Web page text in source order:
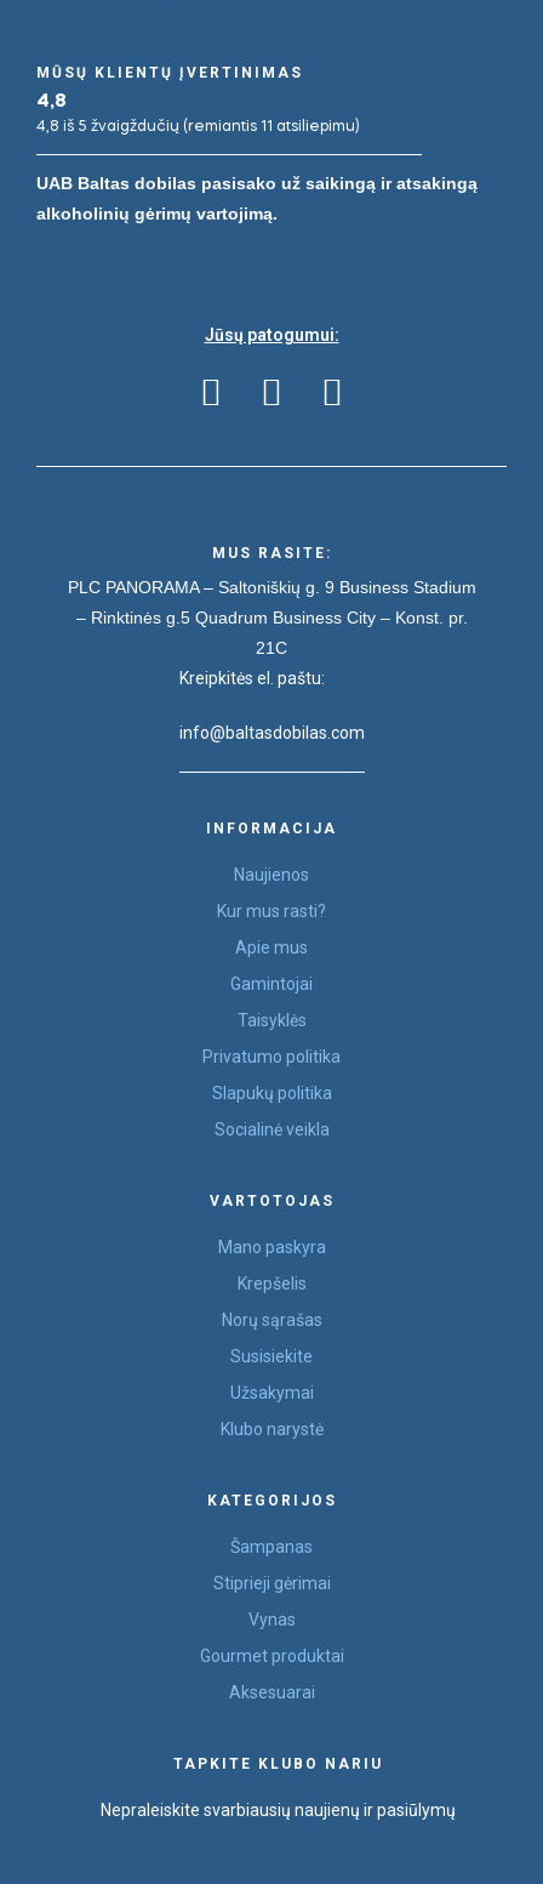
MŪSŲ KLIENTŲ ĮVERTINIMAS
4,8
4,8 iš 5 žvaigždučių (remiantis 11 atsiliepimu)
UAB Baltas dobilas pasisako už saikingą ir atsakingą
alkoholinių gėrimų vartojimą.
Jūsų patogumui:
MUS RASITE:
PLC PANORAMA – Saltoniškių g. 9 Business Stadium
– Rinktinės g.5 Quadrum Business City – Konst. pr.
21C
Kreipkitės el. paštu:
info@baltasdobilas.com
INFORMACIJA
Naujienos
Kur mus rasti?
Apie mus
Gamintojai
Taisyklės
Privatumo politika
Slapukų politika
Socialinė veikla
VARTOTOJAS
Mano paskyra
Krepšelis
Norų sąrašas
Susisiekite
Užsakymai
Klubo narystė
KATEGORIJOS
Šampanas
Stiprieji gėrimai
Vynas
Gourmet produktai
Aksesuarai
TAPKITE KLUBO NARIU
Nepraleiskite svarbiausių naujienų ir pasiūlymų